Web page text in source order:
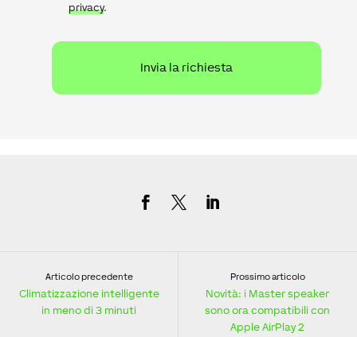
privacy.
Articolo precedente
Climatizzazione intelligente
in meno di 3 minuti
Prossimo articolo
Novità: i Master speaker
sono ora compatibili con
Apple AirPlay 2